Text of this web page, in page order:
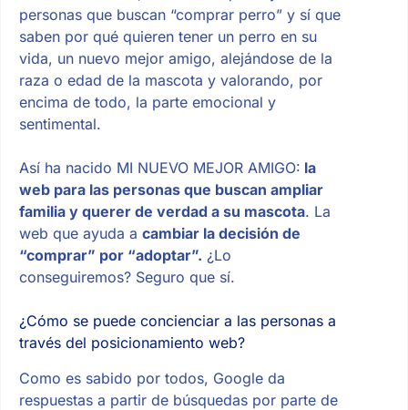
personas que buscan “comprar perro” y sí que
saben por qué quieren tener un perro en su
vida, un nuevo mejor amigo, alejándose de la
raza o edad de la mascota y valorando, por
encima de todo, la parte emocional y
sentimental.
Así ha nacido MI NUEVO MEJOR AMIGO: la
web para las personas que buscan ampliar
familia y querer de verdad a su mascota. La
web que ayuda a cambiar la decisión de
“comprar” por “adoptar”. ¿Lo
conseguiremos? Seguro que sí.
¿Cómo se puede concienciar a las personas a
través del posicionamiento web?
Como es sabido por todos, Google da
respuestas a partir de búsquedas por parte de